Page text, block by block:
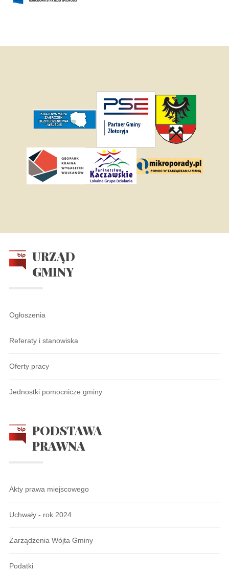
URZĄD
GMINY
Ogłoszenia
Referaty i stanowiska
Oferty pracy
Jednostki pomocnicze gminy
PODSTAWA
PRAWNA
Akty prawa miejscowego
Uchwały - rok 2024
Zarządzenia Wójta Gminy
Podatki